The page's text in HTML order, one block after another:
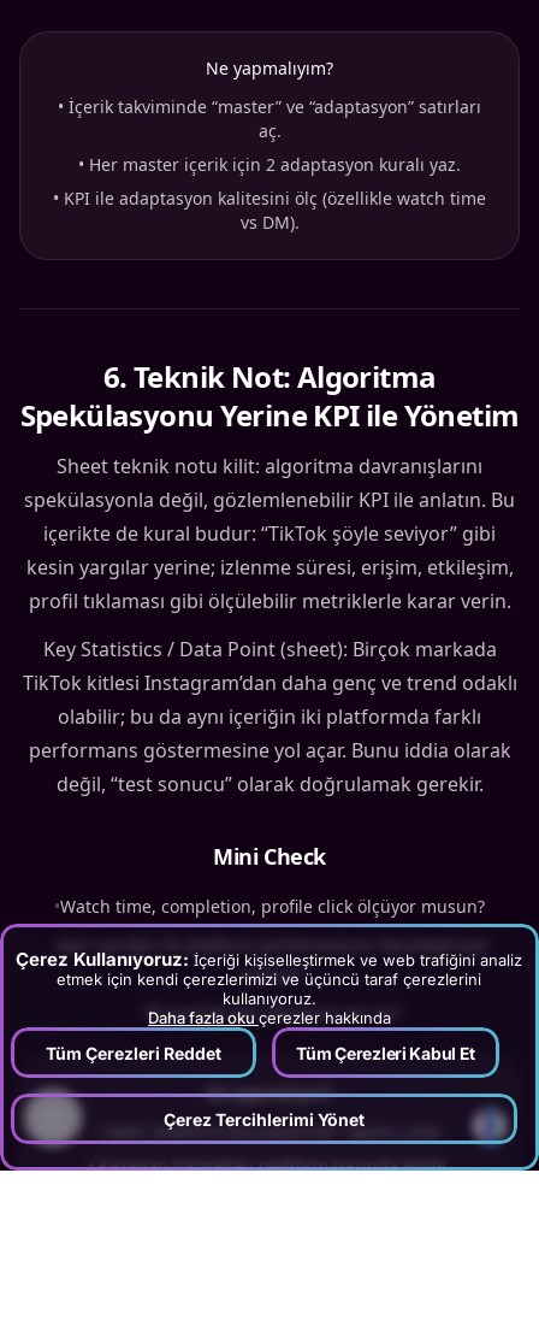
Çerez Kullanıyoruz: İçeriği kişiselleştirmek ve web trafiğini analiz
etmek için kendi çerezlerimizi ve üçüncü taraf çerezlerini
kullanıyoruz.
Daha fazla oku çerezler hakkında
Tüm Çerezleri Reddet Tüm Çerezleri Kabul Et
Çerez Tercihlerimi Yönet
Ne yapmalıyım?
• İçerik takviminde “master” ve “adaptasyon” satırları
aç.
• Her master içerik için 2 adaptasyon kuralı yaz.
• KPI ile adaptasyon kalitesini ölç (özellikle watch time
vs DM).
6.Teknik Not: Algoritma
Spekülasyonu Yerine KPI ile Yönetim
Sheet teknik notu kilit: algoritma davranışlarını
spekülasyonla değil, gözlemlenebilir KPI ile anlatın. Bu
içerikte de kural budur: “TikTok şöyle seviyor” gibi
kesin yargılar yerine; izlenme süresi, erişim, etkileşim,
profil tıklaması gibi ölçülebilir metriklerle karar verin.
Key Statistics / Data Point (sheet): Birçok markada
TikTok kitlesi Instagram’dan daha genç ve trend odaklı
olabilir; bu da aynı içeriğin iki platformda farklı
performans göstermesine yol açar. Bunu iddia olarak
değil, “test sonucu” olarak doğrulamak gerekir.
Mini Check
•Watch time, completion, profile click ölçüyor musun?
musun?
30 günlük test döngüsü var mı?
Ne yapmalıyım?
Aylık “platform karşılaştırma” raporu çıkar.
•Kazanan formatları platform bazında kilitle.
?